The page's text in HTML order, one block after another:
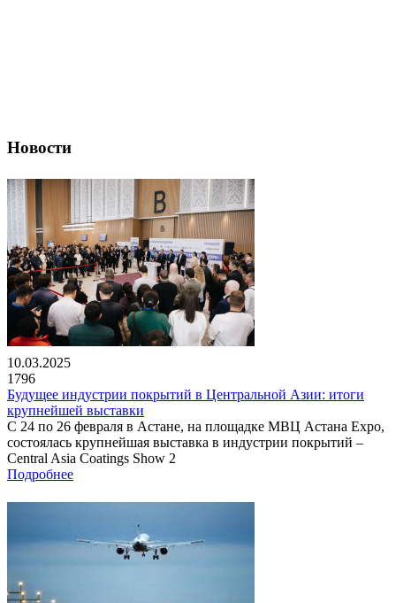
Новости
10.03.2025
1796
Будущее индустрии покрытий в Центральной Азии: итоги
крупнейшей выставки
С 24 по 26 февраля в Астане, на площадке МВЦ Астана Expo,
состоялась крупнейшая выставка в индустрии покрытий –
Central Asia Coatings Show 2
Подробнее